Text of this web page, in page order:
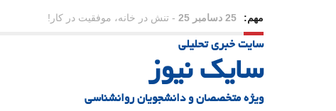
مهم: 23 دسامبر 25 - چرا اراده می‌کنیم ولی شکست می‌خوریم؟
21 دسامبر 25
سایت خبری تحلیلی
سایک نیوز
ویژه متخصصان و دانشجویان روانشناسی